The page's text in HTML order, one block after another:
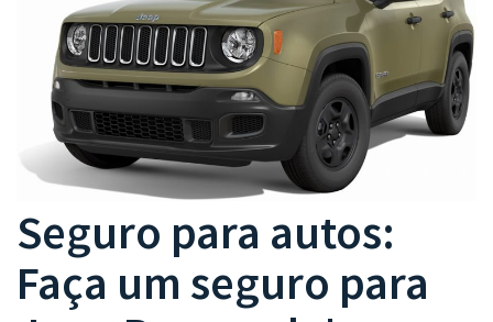
Seguro para autos:
Faça um seguro para